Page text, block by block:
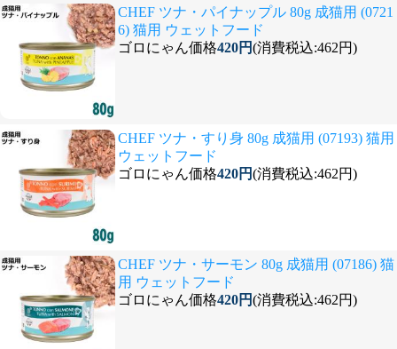
CHEF ツナ・パイナップル 80g 成猫用 (0721
6) 猫用 ウェットフード
ゴロにゃん価格420円(消費税込:462円)
CHEF ツナ・すり身 80g 成猫用 (07193) 猫用
ウェットフード
ゴロにゃん価格420円(消費税込:462円)
CHEF ツナ・サーモン 80g 成猫用 (07186) 猫
用 ウェットフード
ゴロにゃん価格420円(消費税込:462円)